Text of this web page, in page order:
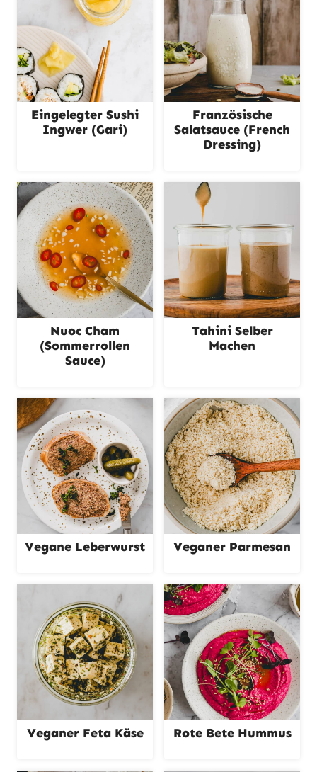
Eingelegter Sushi
Ingwer (Gari)
Französische
Salatsauce (French
Dressing)
Nuoc Cham
(Sommerrollen
Sauce)
Tahini Selber
Machen
Vegane Leberwurst Veganer Parmesan
Veganer Feta Käse Rote Bete Hummus